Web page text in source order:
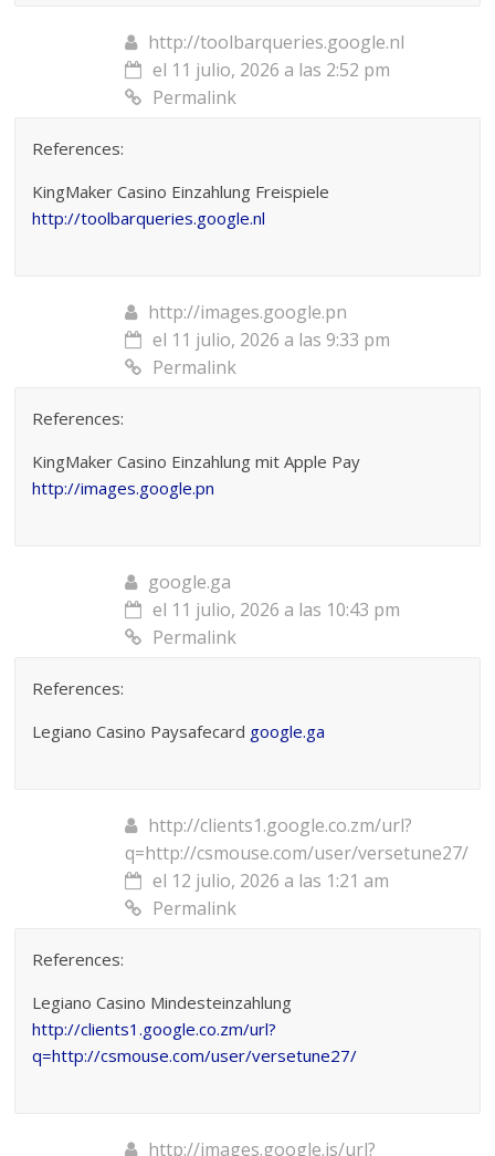
http://toolbarqueries.google.nl
el 11 julio, 2026 a las 2:52 pm
Permalink
References:
KingMaker Casino Einzahlung Freispiele
http://toolbarqueries.google.nl
http://images.google.pn
el 11 julio, 2026 a las 9:33 pm
Permalink
References:
KingMaker Casino Einzahlung mit Apple Pay
http://images.google.pn
google.ga
el 11 julio, 2026 a las 10:43 pm
Permalink
References:
Legiano Casino Paysafecard google.ga
http://clients1.google.co.zm/url?
q=http://csmouse.com/user/versetune27/
el 12 julio, 2026 a las 1:21 am
Permalink
References:
Legiano Casino Mindesteinzahlung
http://clients1.google.co.zm/url?
q=http://csmouse.com/user/versetune27/
http://images.google.is/url?